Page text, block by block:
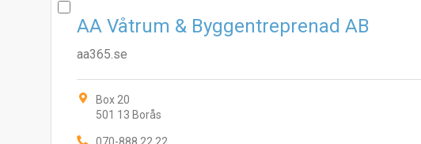
AA Våtrum & Byggentreprenad AB
aa365.se
Box 20
501 13 Borås